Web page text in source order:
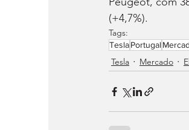
(+4,7%).
Tags:
TeslaPortugal
Tesla Mercado